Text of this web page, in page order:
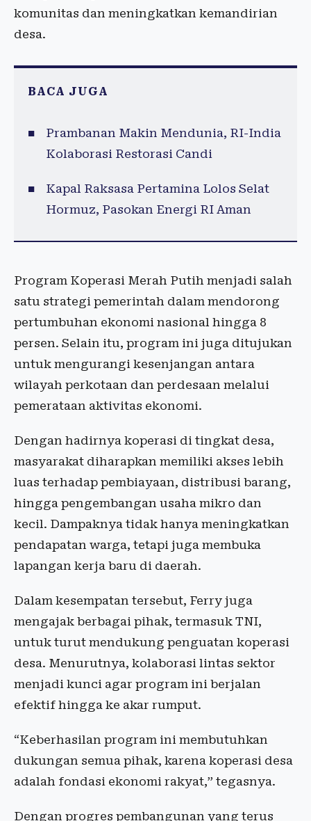
komunitas dan meningkatkan kemandirian
desa.
BACA JUGA
Prambanan Makin Mendunia, RI-India
Kolaborasi Restorasi Candi
Kapal Raksasa Pertamina Lolos Selat
Hormuz, Pasokan Energi RI Aman
Program Koperasi Merah Putih menjadi salah
satu strategi pemerintah dalam mendorong
pertumbuhan ekonomi nasional hingga 8
persen. Selain itu, program ini juga ditujukan
untuk mengurangi kesenjangan antara
wilayah perkotaan dan perdesaan melalui
pemerataan aktivitas ekonomi.
Dengan hadirnya koperasi di tingkat desa,
masyarakat diharapkan memiliki akses lebih
luas terhadap pembiayaan, distribusi barang,
hingga pengembangan usaha mikro dan
kecil. Dampaknya tidak hanya meningkatkan
pendapatan warga, tetapi juga membuka
lapangan kerja baru di daerah.
Dalam kesempatan tersebut, Ferry juga
mengajak berbagai pihak, termasuk TNI,
untuk turut mendukung penguatan koperasi
desa. Menurutnya, kolaborasi lintas sektor
menjadi kunci agar program ini berjalan
efektif hingga ke akar rumput.
“Keberhasilan program ini membutuhkan
dukungan semua pihak, karena koperasi desa
adalah fondasi ekonomi rakyat,” tegasnya.
Dengan progres pembangunan yang terus